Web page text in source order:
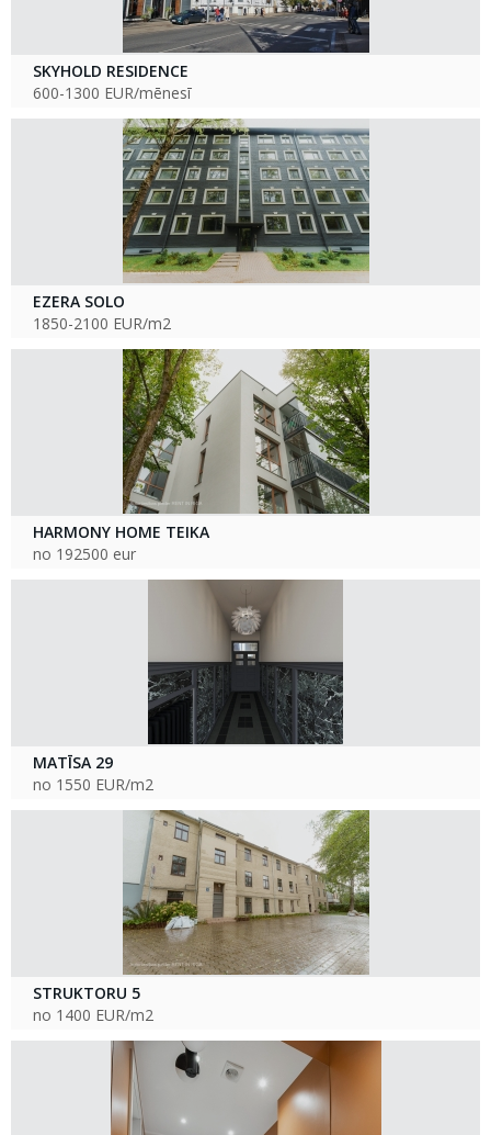
SKYHOLD RESIDENCE
600-1300 EUR/mēnesī
EZERA SOLO
1850-2100 EUR/m2
HARMONY HOME TEIKA
no 192500 eur
MATĪSA 29
no 1550 EUR/m2
STRUKTORU 5
no 1400 EUR/m2